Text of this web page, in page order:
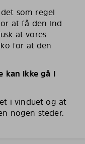
som regel
at få den ind
at vores
for at den
kan ikke gå i
i vinduet og at
nogen steder.